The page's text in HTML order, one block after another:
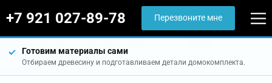
+7 921 027-89-78 Перезвоните мне
Готовим материалы сами
Отбираем древесину и подготавливаем детали домокомплекта.